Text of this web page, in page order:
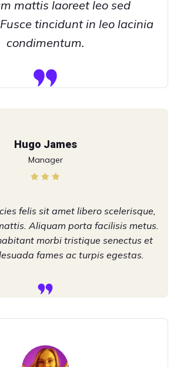
mattis laoreet leo sed
tincidunt in leo lacinia
condimentum.
Hugo James
Manager
felis sit amet libero scelerisque,
Aliquam porta facilisis metus.
morbi tristique senectus et
fames ac turpis egestas.